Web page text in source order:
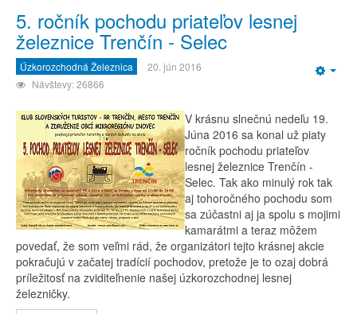
5. ročník pochodu priateľov lesnej
železnice Trenčín - Selec
Úzkorozchodná Železnica
20. jún 2016
Návštevy: 26866
V krásnu slnečnú nedeľu 19.
Júna 2016 sa konal už piaty
ročník pochodu priateľov
lesnej železnice Trenčín -
Selec. Tak ako minulý rok tak
aj tohoročného pochodu som
sa zúčastni aj ja spolu s mojimi
kamarátmi a teraz môžem
povedať, že som veľmi rád, že organizátori tejto krásnej akcie
pokračujú v začatej tradícií pochodov, pretože je to ozaj dobrá
príležitosť na zviditeľnenie našej úzkorozchodnej lesnej
železničky.